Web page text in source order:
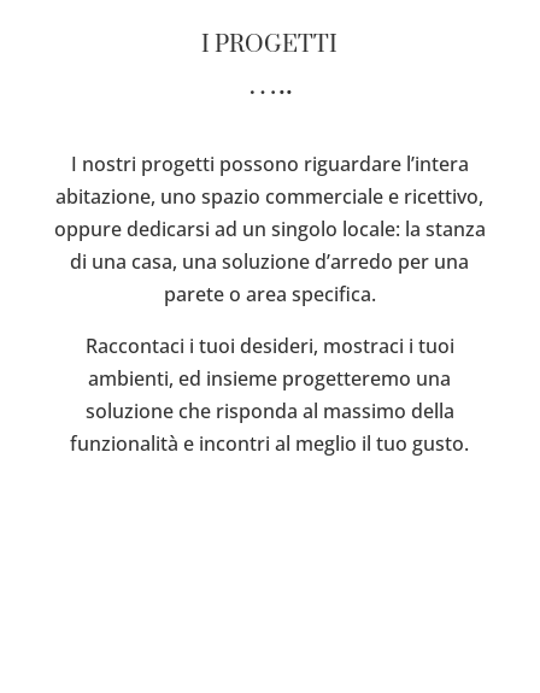
I PROGETTI
…..
I nostri progetti possono riguardare l’intera
abitazione, uno spazio commerciale e ricettivo,
oppure dedicarsi ad un singolo locale: la stanza
di una casa, una soluzione d’arredo per una
parete o area specifica.
Raccontaci i tuoi desideri, mostraci i tuoi
ambienti, ed insieme progetteremo una
soluzione che risponda al massimo della
funzionalità e incontri al meglio il tuo gusto.